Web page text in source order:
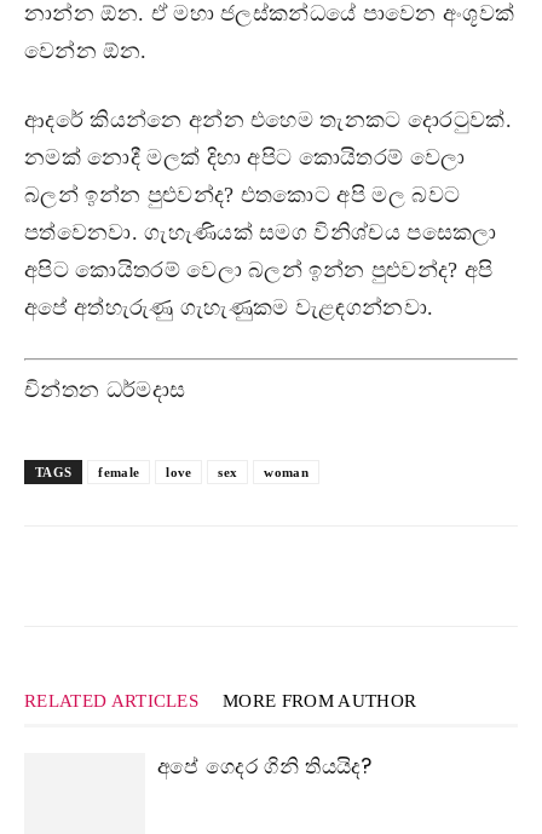
නාන්න ඕන. ඒ මහා ජලස්කන්ධයේ පාවෙන අංශූවක්
වෙන්න ඕන.
ආදරේ කියන්නෙ අන්න එහෙම තැනකට දොරටුවක්.
නමක් නොදී මලක් දිහා අපිට කොයිතරම් වෙලා
බලන් ඉන්න පුළුවන්ද? එතකොට අපි මල බවට
පත්වෙනවා. ගැහැණියක් සමග විනිශ්චය පසෙකලා
අපිට කොයිතරම් වෙලා බලන් ඉන්න පුළුවන්ද? අපි
අපේ අත්හැරුණු ගැහැණුකම වැළඳගන්නවා.
චින්තන ධර්මදාස
TAGS female love sex woman
RELATED ARTICLES MORE FROM AUTHOR
අපේ ගෙදර ගිනි තියයිද?